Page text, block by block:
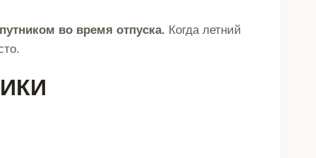
во время отпуска. Когда летний